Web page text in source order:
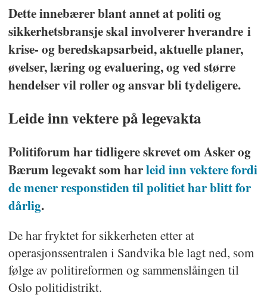
Dette innebærer blant annet at politi og
sikkerhetsbransje skal involverer hverandre i
krise- og beredskapsarbeid, aktuelle planer,
øvelser, læring og evaluering, og ved større
hendelser vil roller og ansvar bli tydeligere.
Leide inn vektere på legevakta
Politiforum har tidligere skrevet om Asker og
Bærum legevakt som harleid inn vektere fordi
de mener responstiden til politiet har blitt for
dårlig.
De har fryktet for sikkerheten etter at
operasjonssentralen i Sandvika ble lagt ned, som
følge av politireformen og sammenslåingen til
Oslo politidistrikt.